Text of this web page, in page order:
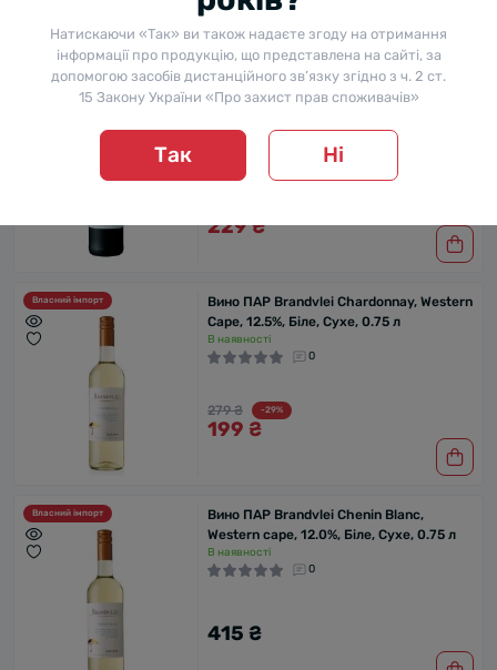
229 ₴
Вино Чилі Vina Zamporia Carmenere,
Valle Central DO, 13.0%, Червоне, Сухе,
0.75 л
229 ₴
Власний імпорт
Вино ПАР Brandvlei Chardonnay, Western
Cape, 12.5%, Біле, Сухе, 0.75 л
В наявності
0
279 ₴ -29%
199 ₴
Власний імпорт
Вино ПАР Brandvlei Chenin Blanc,
Western cape, 12.0%, Біле, Сухе, 0.75 л
В наявності
0
415 ₴
Натискаючи «Так» ви також надаєте згоду на отримання
інформації про продукцію, що представлена на сайті, за
допомогою засобів дистанційного зв’язку згідно з ч. 2 ст.
15 Закону України «Про захист прав споживачів»
Так Ні